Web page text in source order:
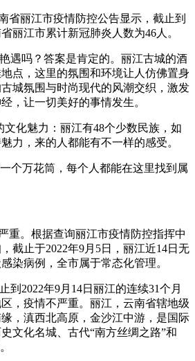
省丽江市疫情防控公告显示，截止到
丽江市累计新冠肺炎人数为46人。
遇吗？答案是肯定的。丽江古城的酒
点，这里的氛围和环境让人仿佛置身
城氛围与时尚现代的风潮交织，激发
，让一切美好的事情发生。
文化魅力：丽江有48个少数民族，如
力，来的人都能有不一样的感受。
个万花筒，每个人都能在这里找到属
重。根据查询丽江市疫情防控指挥中
截止于2022年9月5日，丽江近14日无
染病例，全市属于常态化管理。
到2022年9月14日丽江的连续31个月
，疫情不严重。丽江，云南省辖地级
，滇西北高原，金沙江中游，是国际
文化名城、古代“南方丝绸之路”和